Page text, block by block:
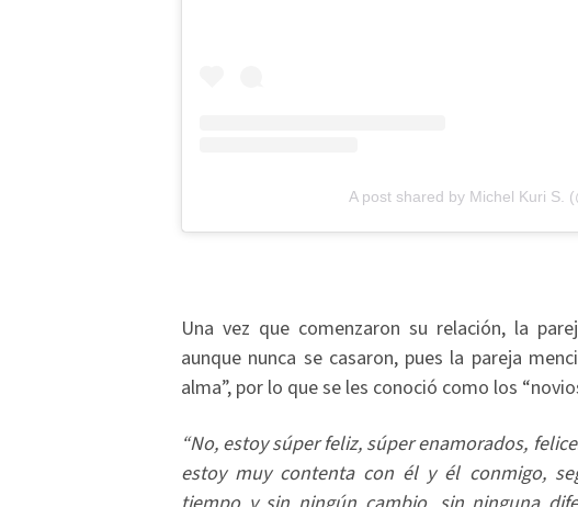
A post shared by Michel Kuri S.
Una vez que comenzaron su relación, la
aunque nunca se casaron, pues la pareja
alma”, por lo que se les conoció como los
“No, estoy súper feliz, súper enamorados,
estoy muy contenta con él y él conmigo,